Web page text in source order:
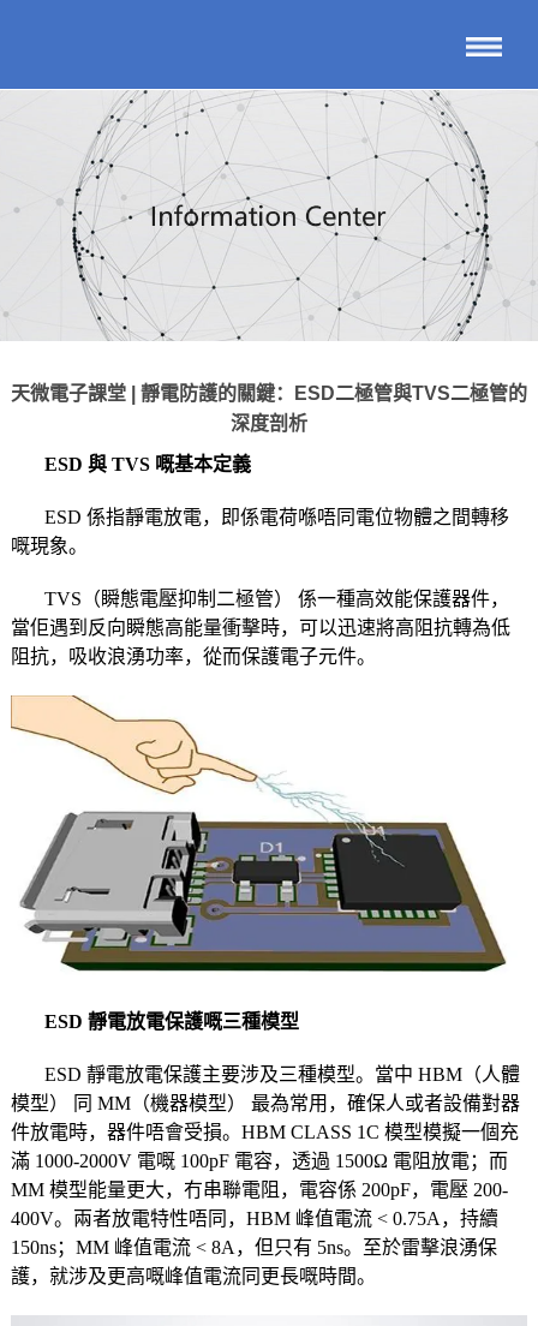
天微電子課堂 | 靜電防護的關鍵：ESD二極管與TVS二極管的
深度剖析
ESD 與 TVS 嘅基本定義
ESD 係指靜電放電，即係電荷喺唔同電位物體之間轉移
嘅現象。
TVS（瞬態電壓抑制二極管） 係一種高效能保護器件，
當佢遇到反向瞬態高能量衝擊時，可以迅速將高阻抗轉為低
阻抗，吸收浪湧功率，從而保護電子元件。
ESD 靜電放電保護嘅三種模型
ESD 靜電放電保護主要涉及三種模型。當中 HBM（人體
模型） 同 MM（機器模型） 最為常用，確保人或者設備對器
件放電時，器件唔會受損。HBM CLASS 1C 模型模擬一個充
滿 1000-2000V 電嘅 100pF 電容，透過 1500Ω 電阻放電；而
MM 模型能量更大，冇串聯電阻，電容係 200pF，電壓 200-
400V。兩者放電特性唔同，HBM 峰值電流 < 0.75A，持續
150ns；MM 峰值電流 < 8A，但只有 5ns。至於雷擊浪湧保
護，就涉及更高嘅峰值電流同更長嘅時間。